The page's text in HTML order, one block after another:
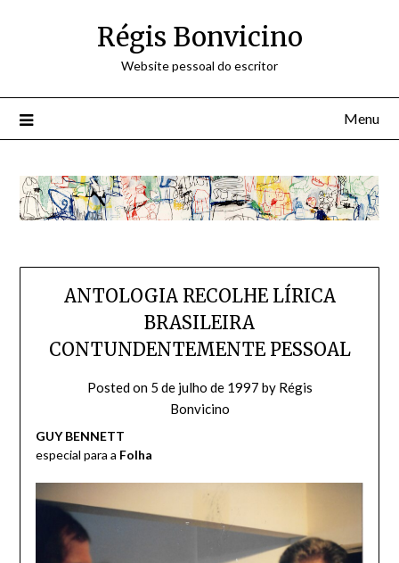
Régis Bonvicino
Website pessoal do escritor
Menu
ANTOLOGIA RECOLHE LÍRICA
BRASILEIRA
CONTUNDENTEMENTE PESSOAL
Posted on 5 de julho de 1997 by Régis
Bonvicino
GUY BENNETT
especial para a Folha